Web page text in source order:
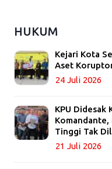
HUKUM
Kejari Kota
Aset
24 Juli 2026
KPU Didesak
Komandante,
Tinggi Tak
21 Juli 2026